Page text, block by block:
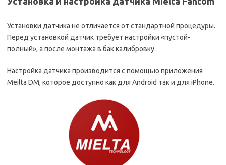
Установки датчика не отличается от стандартной процедуры.
Перед установкой датчик требует настройки «пустой-
полный», а после монтажа в бак калибровку.
Настройка датчика производится с помощью приложения
Meilta DM, которое доступно как для Android так и для iPhone.